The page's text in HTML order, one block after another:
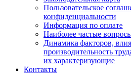
Пользовательское
конфиденциальности
Информация по оплате
Наиболее частые
Динамика факторов,
производительность
их характеризующие
Контакты